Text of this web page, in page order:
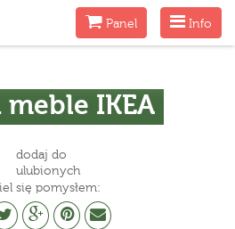
Menu
Info
MenuPanel
IKEA
dodaj do
ulubionych
się pomysłem: